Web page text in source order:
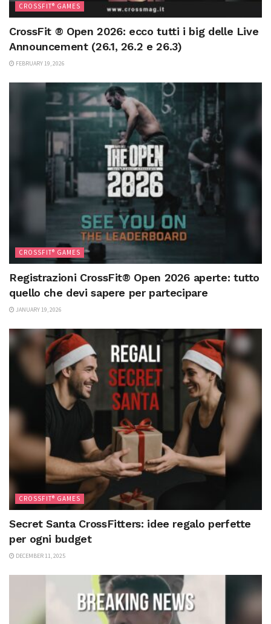
CROSSFIT® GAMES
CrossFit ® Open 2026: ecco tutti i big delle Live
Announcement (26.1, 26.2 e 26.3)
FEBRUARY 19, 2026
CROSSFIT® GAMES
Registrazioni CrossFit® Open 2026 aperte: tutto
quello che devi sapere per partecipare
JANUARY 19, 2026
CROSSFIT® GAMES
Secret Santa CrossFitters: idee regalo perfette
per ogni budget
DECEMBER 11, 2025